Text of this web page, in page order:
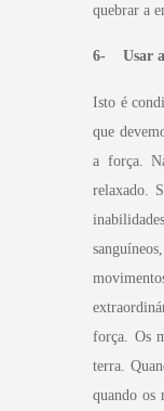
quebrar a
6- Usar a
Isto é
que
a força.
relaxado.
força. Os
terra.
quando os